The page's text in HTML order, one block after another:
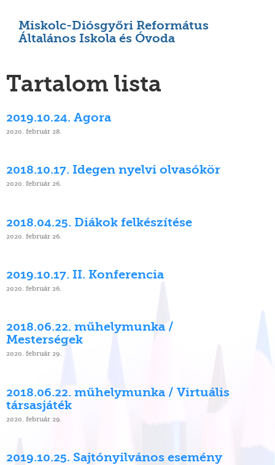
Miskolc-Diósgyőri Református
Általános Iskola és Óvoda
Tartalom lista
2019.10.24. Agora
2020. február 28.
2018.10.17. Idegen nyelvi olvasókör
2020. február 26.
2018.04.25. Diákok felkészítése
2020. február 26.
2019.10.17. II. Konferencia
2020. február 26.
2018.06.22. műhelymunka /
Mesterségek
2020. február 29.
2018.06.22. műhelymunka / Virtuális
társasjáték
2020. február 29.
2019.10.25. Sajtónyilvános esemény